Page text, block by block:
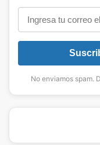
No enviamos spam.